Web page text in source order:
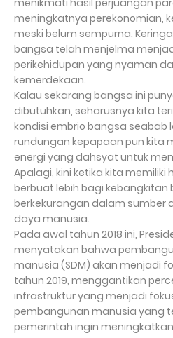
menikmati hasil perjuangan
meningkatnya perekonomian,
meski belum sempurna.
bangsa telah menjelma
perikehidupan yang nyaman
kemerdekaan.
Kalau sekarang bangsa ini
dibutuhkan, seharusnya kita
kondisi embrio bangsa
rundungan kepapaan pun kita
energi yang dahsyat untuk
Apalagi, kini ketika kita
berbuat lebih bagi kebangkitan
berkekurangan dalam sumber
daya manusia.
Pada awal tahun 2018 ini,
menyatakan bahwa
manusia (SDM) akan menjadi
tahun 2019, menggantikan
infrastruktur yang menjadi
pembangunan manusia yang
pemerintah ingin